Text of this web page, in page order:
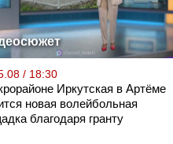
/ 18:30
Иркутская в Артёме
новая волейбольная
благодаря гранту